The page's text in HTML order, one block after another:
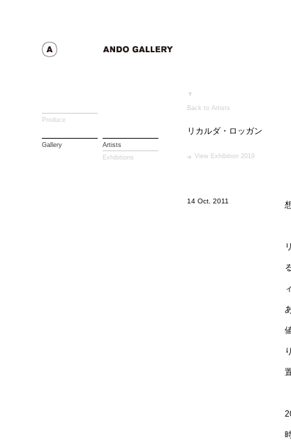
Produce
Gallery
Artists
Exhibitions
Back to Artists
リカルダ・ロッガン
View Exhibition 2019
14 Oct. 2011